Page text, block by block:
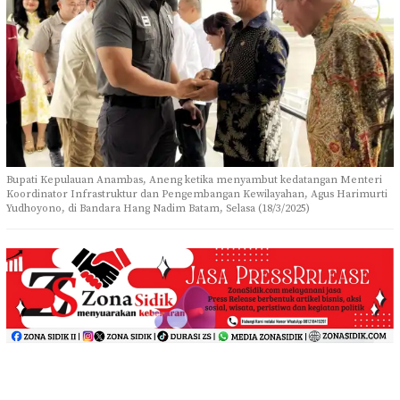
Bupati Kepulauan Anambas, Aneng ketika menyambut kedatangan Menteri
Koordinator Infrastruktur dan Pengembangan Kewilayahan, Agus Harimurti
Yudhoyono, di Bandara Hang Nadim Batam, Selasa (18/3/2025)